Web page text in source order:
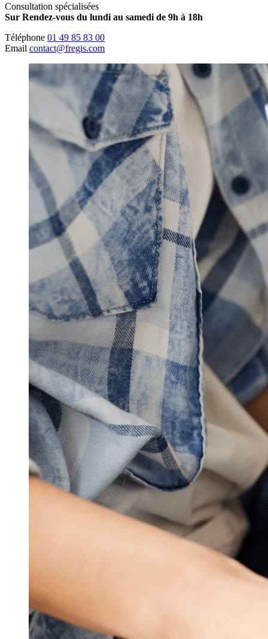
Consultation spécialisées
Sur Rendez-vous du lundi au samedi de 9h à 18h
Téléphone 01 49 85 83 00
Email contact@fregis.com